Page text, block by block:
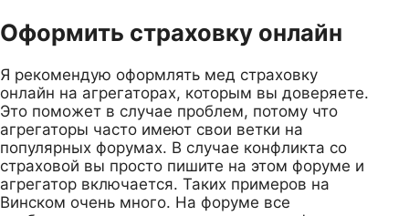
Оформить страховку онлайн
Я рекомендую оформлять мед страховку
онлайн на агрегаторах, которым вы доверяете.
Это поможет в случае проблем, потому что
агрегаторы часто имеют свои ветки на
популярных форумах. В случае конфликта со
страховой вы просто пишите на этом форуме и
агрегатор включается. Таких примеров на
Винском очень много. На форуме все